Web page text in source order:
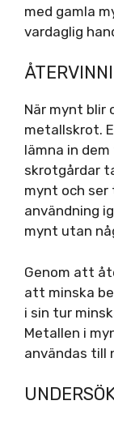
med gamla
vardaglig
När mynt blir
metallskrot.
lämna in
skrotgårdar
mynt och
användning
mynt utan
Genom att
att minska
i sin tur
Metallen i
användas till